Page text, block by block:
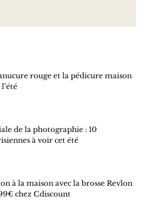
rouge et la pédicure maison
de la photographie : 10
à voir cet été
à la maison avec la brosse Revlon
chez Cdiscount